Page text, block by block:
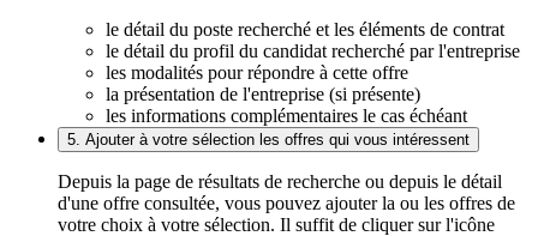
le détail du poste recherché et les éléments de contrat
le détail du profil du candidat recherché par l'entreprise
les modalités pour répondre à cette offre
la présentation de l'entreprise (si présente)
les informations complémentaires le cas échéant
5. Ajouter à votre sélection les offres qui vous intéressent
Depuis la page de résultats de recherche ou depuis le détail
d'une offre consultée, vous pouvez ajouter la ou les offres de
votre choix à votre sélection. Il suffit de cliquer sur l'icône